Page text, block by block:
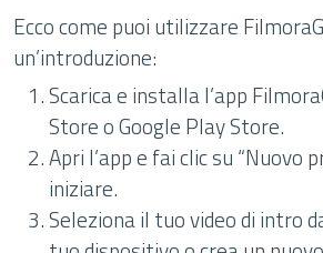
Ecco come puoi utilizzare
un’introduzione:
Scarica e installa l’app
Store o Google Play Store.
Apri l’app e fai clic su “Nuovo
iniziare.
Seleziona il tuo video di intro